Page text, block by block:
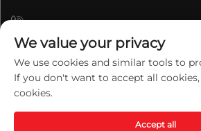
+86-18921656832
+86 15250055262
info@v-mounts.com
Copyright © 2026 Qidong Vision Mounts
We value your privacy
We use cookies and similar tools to
If you don't want to accept all
cookies.
Accept all